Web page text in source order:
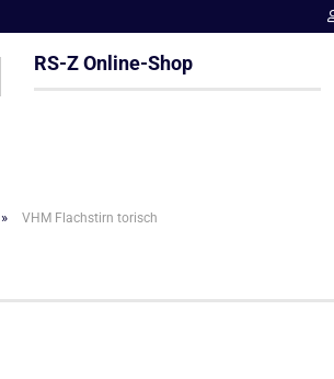
Suche...RS-Z Online-Shop
» VHM Flachstirn torisch